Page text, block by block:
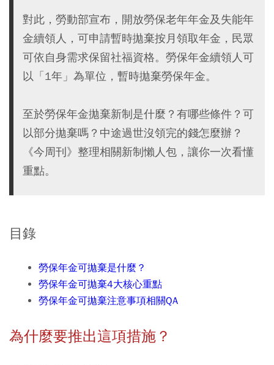
對此，勞動部宣布，開放勞保老年年金及失能年
金續領人，可申請暫時拋棄按月領取年金，民眾
可依自身需求保留社福資格。勞保年金續領人可
以「1年」為單位，暫時拋棄勞保年金。
至於勞保年金拋棄新制是什麼？有哪些條件？可
以部分拋棄嗎？中途過世沒領完的錢怎麼辦？
《今周刊》整理相關新制懶人包，讓你一次看懂
重點。
目錄
勞保年金可拋棄是什麼？
勞保年金可拋棄4大核心重點
勞保年金可拋棄注意事項相關QA
為什麼要推出這項措施？